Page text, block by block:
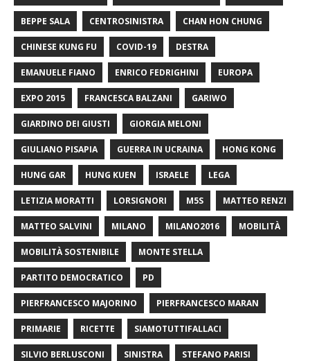
BEPPE SALA CENTROSINISTRA CHAN HON CHUNG
CHINESE KUNG FU COVID-19 DESTRA
EMANUELE FIANO ENRICO FEDRIGHINI EUROPA
EXPO 2015 FRANCESCA BALZANI GARIWO
GIARDINO DEI GIUSTI GIORGIA MELONI
GIULIANO PISAPIA GUERRA IN UCRAINA HONG KONG
HUNG GAR HUNG KUEN ISRAELE LEGA
LETIZIA MORATTI LORSIGNORI M5S MATTEO RENZI
MATTEO SALVINI MILANO MILANO2016 MOBILITÀ
MOBILITÀ SOSTENIBILE MONTE STELLA
PARTITO DEMOCRATICO PD
PIERFRANCESCO MAJORINO PIERFRANCESCO MARAN
PRIMARIE RICETTE SIAMOTUTTIFALLACI
SILVIO BERLUSCONI SINISTRA STEFANO PARISI